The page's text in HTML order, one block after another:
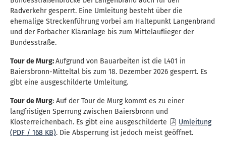
Radverkehr gesperrt. Eine Umleitung besteht über die
ehemalige Streckenführung vorbei am Haltepunkt Langenbrand
und der Forbacher Kläranlage bis zum Mittelauflieger der
Bundesstraße.
Tour de Murg:Aufgrund von Bauarbeiten ist die L401 in
Baiersbronn-Mitteltal bis zum 18. Dezember 2026 gesperrt. Es
gibt eine ausgeschilderte Umleitung.
Tour de Murg: Auf der Tour de Murg kommt es zu einer
langfristigen Sperrung zwischen Baiersbronn und
Klosterreichenbach. Es gibt eine ausgeschilderte
Umleitung
(PDF / 168 KB). Die Absperrung ist jedoch meist geöffnet.